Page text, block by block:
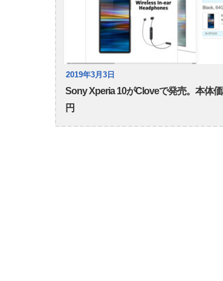
2019年3月3日
Sony Xperia 10がCloveで発売。本体
円